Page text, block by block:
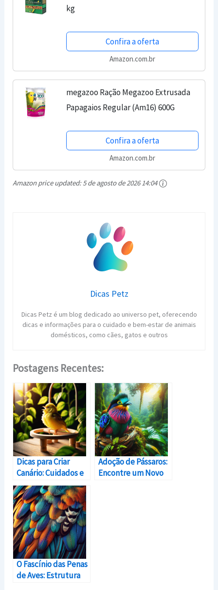
kg
Confira a oferta
Amazon.com.br
megazoo Ração Megazoo Extrusada
Papagaios Regular (Am16) 600G
Confira a oferta
Amazon.com.br
Amazon price updated:5 de agosto de 2026 14:04
Dicas Petz
Dicas Petz é um blog dedicado ao universo pet, oferecendo
dicas e informações para o cuidado e bem-estar de animais
domésticos, como cães, gatos e outros
Postagens Recentes:
Dicas para Criar
Canário: Cuidados e
Diversão para Sua
Ave de Estimação
Adoção de Pássaros:
Encontre um Novo
O Fascínio das Penas
de Aves: Estrutura